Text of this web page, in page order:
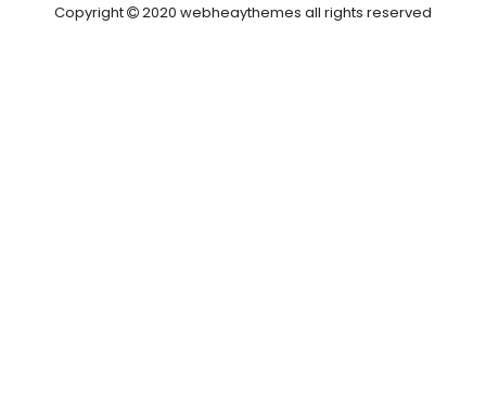
Copyright 2020 webheaythemes all rights reserved